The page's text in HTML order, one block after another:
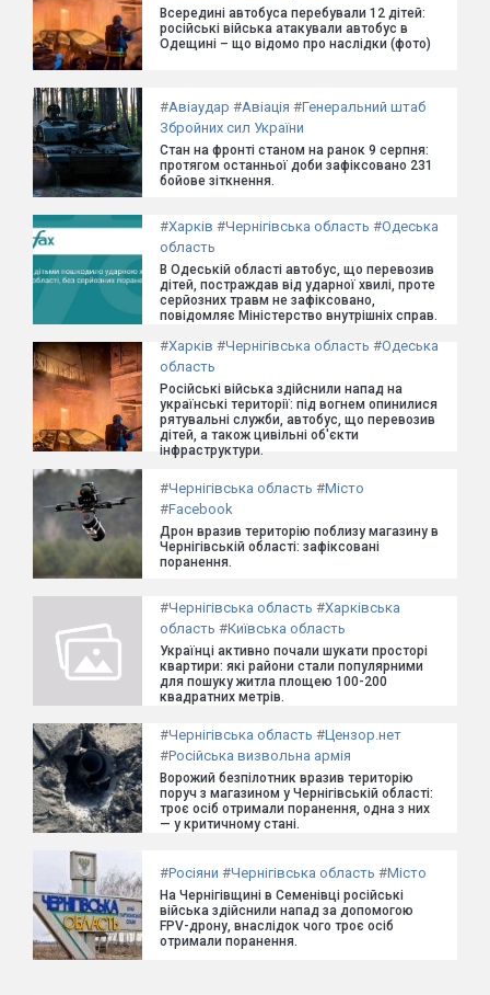
Всередині автобуса перебували 12 дітей:
російські війська атакували автобус в
Одещині – що відомо про наслідки (фото)
#Авіаудар #Авіація #Генеральний штаб
Збройних сил України
Стан на фронті станом на ранок 9 серпня:
протягом останньої доби зафіксовано 231
бойове зіткнення.
#Харків #Чернігівська область #Одеська
область
В Одеській області автобус, що перевозив
дітей, постраждав від ударної хвилі, проте
серйозних травм не зафіксовано,
повідомляє Міністерство внутрішніх справ.
#Харків #Чернігівська область #Одеська
область
Російські війська здійснили напад на
українські території: під вогнем опинилися
рятувальні служби, автобус, що перевозив
дітей, а також цивільні об'єкти
інфраструктури.
#Чернігівська область #Місто
#Facebook
Дрон вразив територію поблизу магазину в
Чернігівській області: зафіксовані
поранення.
#Чернігівська область #Харківська
область #Київська область
Українці активно почали шукати просторі
квартири: які райони стали популярними
для пошуку житла площею 100-200
квадратних метрів.
#Чернігівська область #Цензор.нет
#Російська визвольна армія
Ворожий безпілотник вразив територію
поруч з магазином у Чернігівській області:
троє осіб отримали поранення, одна з них
— у критичному стані.
#Росіяни #Чернігівська область #Місто
На Чернігівщині в Семенівці російські
війська здійснили напад за допомогою
FPV-дрону, внаслідок чого троє осіб
отримали поранення.